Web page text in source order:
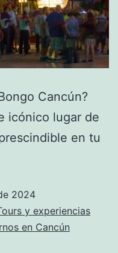
Cancún?
icónico lugar de
en tu
2024
y experiencias
en Cancún